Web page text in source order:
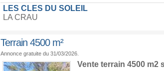
LES CLES DU SOLEIL
LA CRAU
Terrain 4500 m²
Annonce gratuite du 31/03/2026.
Vente terrain 4500 m2